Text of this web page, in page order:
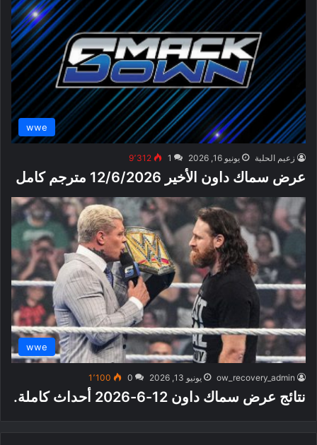
wwe
زعيم الحلبة يونيو 16, 2026 1 9٬312
عرض سماك داون الأخير 12/6/2026 مترجم كامل
wwe
ow_recovery_admin يونيو 13, 2026 0 1٬100
نتائج عرض سماك داون 12-6-2026 أحداث كاملة.